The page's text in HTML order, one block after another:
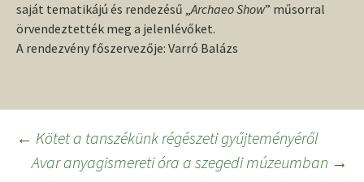
saját tematikájú és rendezésű „Archaeo Show” műsorral
örvendeztették meg a jelenlévőket.
A rendezvény főszervezője: Varró Balázs
Bejegyzés
navigáció
← Kötet a tanszékünk régészeti gyűjteményéről
Avar anyagismereti óra a szegedi múzeumban →